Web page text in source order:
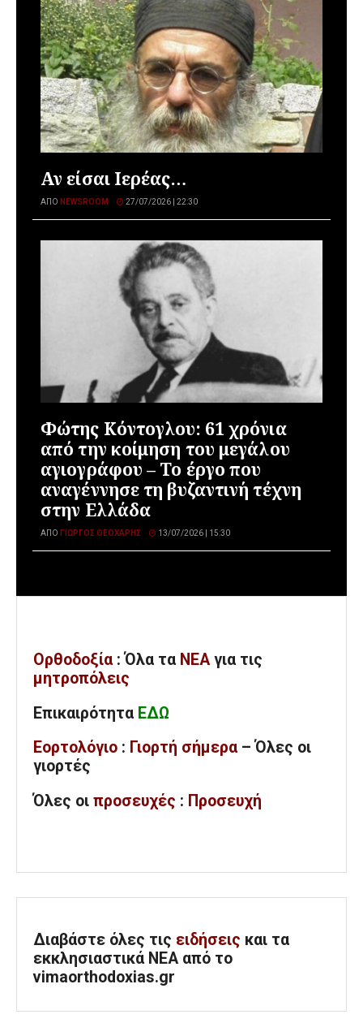
Αν είσαι Ιερέας…
ΑΠΌ NEWSROOM 27/07/2026 | 22:30
Φώτης Κόντογλου: 61 χρόνια
από την κοίμηση του μεγάλου
αγιογράφου – Το έργο που
αναγέννησε τη βυζαντινή τέχνη
στην Ελλάδα
ΑΠΌ ΓΙΏΡΓΟΣ ΘΕΟΧΆΡΗΣ 13/07/2026 | 15:30
Ορθοδοξία : Όλα τα ΝΕΑ για τις
μητροπόλεις
Επικαιρότητα ΕΔΩ
Εορτολόγιο : Γιορτή σήμερα – Όλες οι
γιορτές
Όλες οι προσευχές : Προσευχή
Διαβάστε όλες τις ειδήσεις και τα
εκκλησιαστικά ΝΕΑ από το
vimaorthodoxias.gr